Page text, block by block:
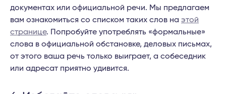
документах или официальной речи. Мы предлагаем
вам ознакомиться со списком таких слов на этой
странице. Попробуйте употреблять «формальные»
слова в официальной обстановке, деловых письмах,
от этого ваша речь только выиграет, а собеседник
или адресат приятно удивится.